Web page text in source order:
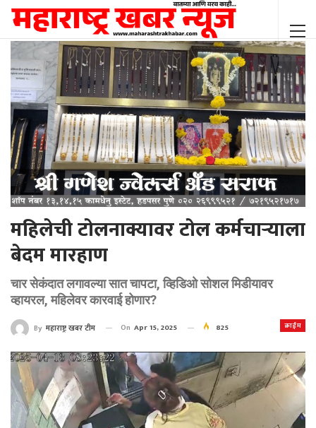
महिलेची टोलनाक्यावर टोल कर्मचाऱ्याला
बेदम मारहाण
चार सेकंदात लगावल्या सात चापटा, व्हिडिओ सोशल मिडीयावर
व्हायरल, महिलेवर कारवाई होणार?
क्राईम
By महाराष्ट्र खबर टीम On Apr 15, 2025 825